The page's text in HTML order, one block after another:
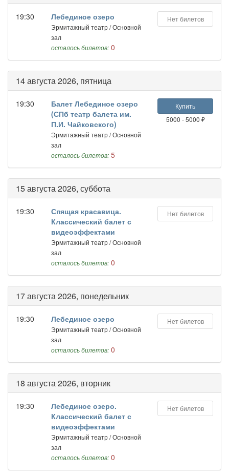
19:30 Лебединое озеро
Эрмитажный театр / Основной
зал
осталось билетов: 0
Нет билетов
14 августа 2026, пятница
19:30
Балет Лебединое озеро
(СПб театр балета им.
П.И. Чайковского)
Эрмитажный театр / Основной
зал
осталось билетов: 5
Купить
5000 - 5000 ₽
15 августа 2026, суббота
19:30
Спящая красавица.
Классический балет с
видеоэффектами
Эрмитажный театр / Основной
зал
осталось билетов: 0
Нет билетов
17 августа 2026, понедельник
19:30 Лебединое озеро
Эрмитажный театр / Основной
зал
осталось билетов: 0
Нет билетов
18 августа 2026, вторник
19:30
Лебединое озеро.
Классический балет с
видеоэффектами
Эрмитажный театр / Основной
зал
осталось билетов: 0
Нет билетов